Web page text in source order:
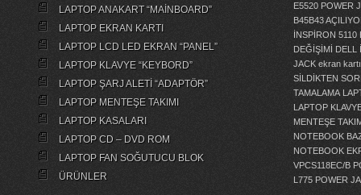
LAPTOP ANAKART “MAİNBOARD”
LAPTOP EKRAN KARTI
LAPTOP LCD LED EKRAN “PANEL”
LAPTOP KLAVYE “KEYBORD”
LAPTOP ŞARJ ALETİ “ADAPTÖR”
LAPTOP MENTEŞE TAKIMI
LAPTOP KASALARI
LAPTOP CD – DVD ROM
LAPTOP FAN SOĞUTUCU BLOK
ÜRÜNLER
E5520 POWER
B45B43
İNSPİRON
DEĞİŞİMİ
DELL
JACK ekran
SİLDİKTEN
TAMALAMA
LAPTOP
MENTEŞE
NOTEBOOK
NOTEBOOK
VPCS118EC/B
L775 POWER